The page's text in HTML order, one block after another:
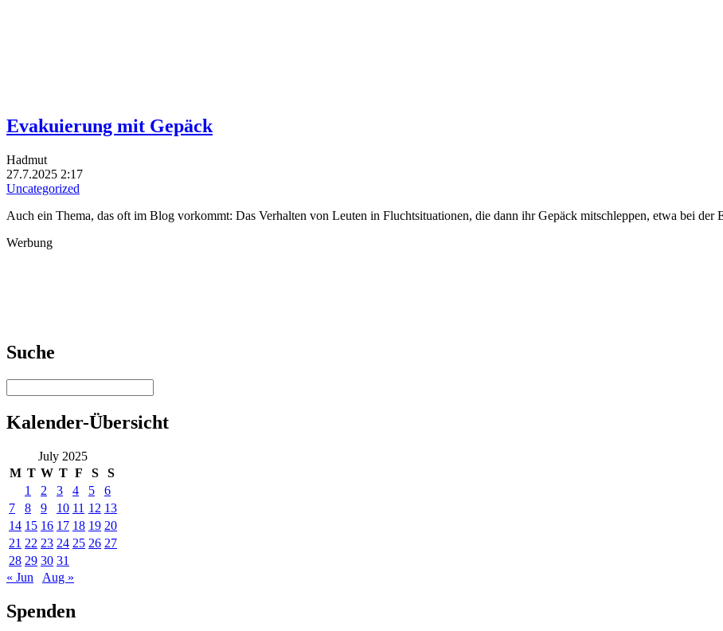
Evakuierung mit Gepäck
Hadmut
27.7.2025 2:17
Uncategorized
Auch ein Thema, das oft im Blog vorkommt: Das Verhalten von Leuten in Fluchtsituationen, die dann ihr Gepäck mitschleppen, etwa bei der
Werbung
Suche
Kalender-Übersicht
July 2025
M T W T F S
S
1
2 3 4 5
6
7
8 9 10 11 12 13
14 15 16 17 18 19 20
21 22 23 24 25 26 27
28 29 30 31
« Jun
Aug »
Spenden